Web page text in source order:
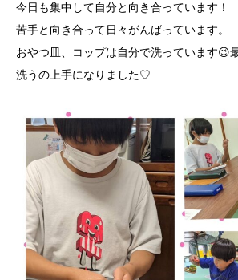
今日も集中して自分と向き合っています！
苦手と向き合って日々がんばっています。
おやつ皿、コップは自分で洗っています😉
洗うの上手になりました♡